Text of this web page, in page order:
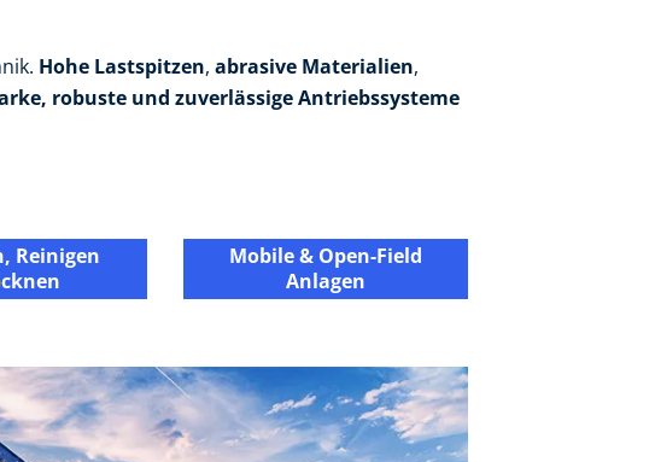
Hohe Lastspitzen, abrasive Materialien,
robuste und zuverlässige Antriebssysteme
Reinigen
Mobile & Open-Field
Anlagen